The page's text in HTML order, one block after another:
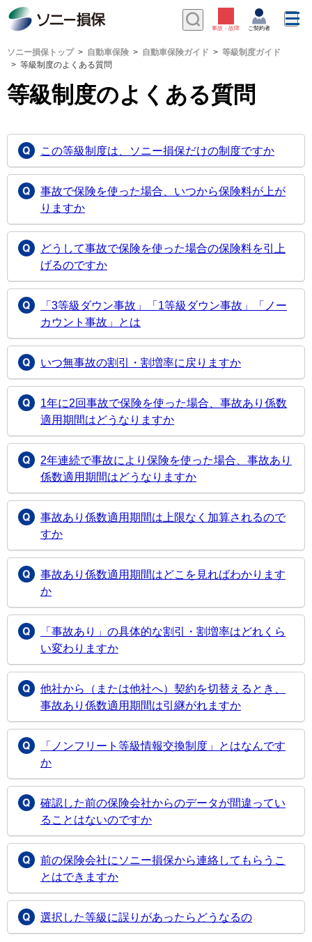
ソニー損保トップ 自動車保険 自動車保険ガイド
等級制度ガイド
等級制度のよくある質問
等級制度のよくある質問
この等級制度は、ソニー損保だけの制度ですか
事故で保険を使った場合、いつから保険料が上が
りますか
どうして事故で保険を使った場合の保険料を引上
げるのですか
「3等級ダウン事故」「1等級ダウン事故」「ノー
カウント事故」とは
いつ無事故の割引・割増率に戻りますか
1年に2回事故で保険を使った場合、事故あり係数
適用期間はどうなりますか
2年連続で事故により保険を使った場合、事故あり
係数適用期間はどうなりますか
事故あり係数適用期間は上限なく加算されるので
すか
事故あり係数適用期間はどこを見ればわかります
か
「事故あり」の具体的な割引・割増率はどれくら
い変わりますか
他社から（または他社へ）契約を切替えるとき、
事故あり係数適用期間は引継がれますか
「ノンフリート等級情報交換制度」とはなんです
か
確認した前の保険会社からのデータが間違ってい
ることはないのですか
前の保険会社にソニー損保から連絡してもらうこ
とはできますか
選択した等級に誤りがあったらどうなるの